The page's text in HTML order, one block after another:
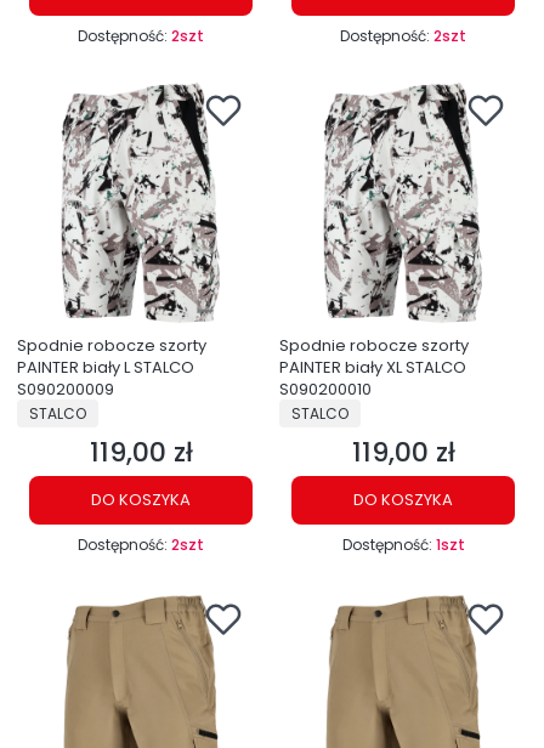
Dostępność: 2szt Dostępność: 2szt
Spodnie robocze szorty
PAINTER biały L STALCO
S090200009
PRODUCENT
STALCO
Cena
119,00 zł
DO KOSZYKA
Dostępność: 2szt
Spodnie robocze szorty
PAINTER biały XL STALCO
S090200010
PRODUCENT
STALCO
Cena
119,00 zł
DO KOSZYKA
Dostępność: 1szt